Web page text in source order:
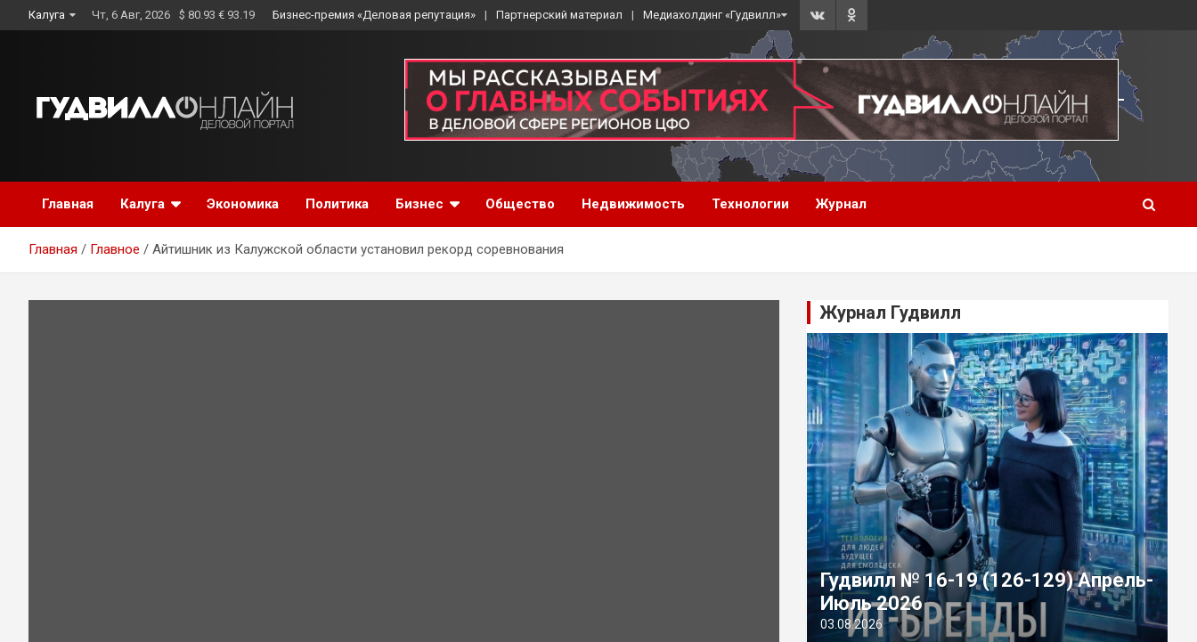
to
Калуга Чт, 6 Авг, 2026 $ 80.93 € 93.19 Бизнес-премия «Деловая репутация» Партнерский материал Медиахолдинг «Гудвилл»
Главная Калуга Экономика Политика Бизнес Общество Недвижимость Технологии Журнал
Главная Главное Айтишник из Калужской области установил рекорд соревнования
Журнал Гудвилл
Гудвилл № 16-19 (126-129) Апрель-
Июль 2026
03.08.2026